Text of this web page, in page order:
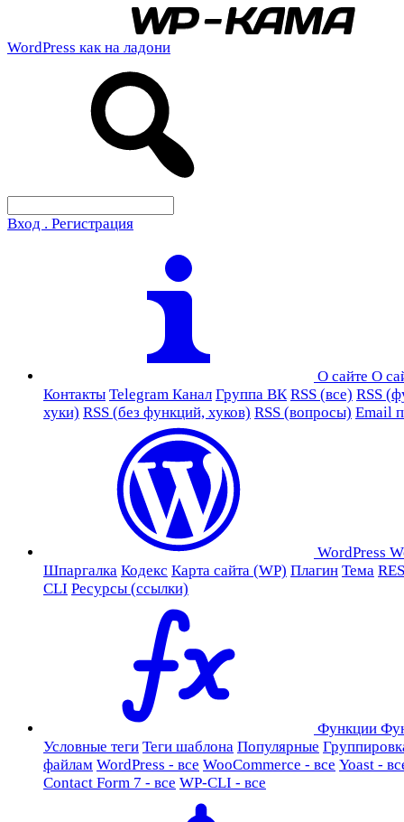
WordPress как на ладони
Вход . Регистрация
О сайте О
Контакты Telegram Канал Группа ВК RSS (все) RSS
хуки) RSS (без функций, хуков) RSS (вопросы) Email
WordPress
Шпаргалка Кодекс Карта сайта (WP) Плагин Тема
CLI Ресурсы (ссылки)
Функции
Условные теги Теги шаблона Популярные
файлам WordPress - все WooCommerce - все Yoast -
Contact Form 7 - все WP-CLI - все